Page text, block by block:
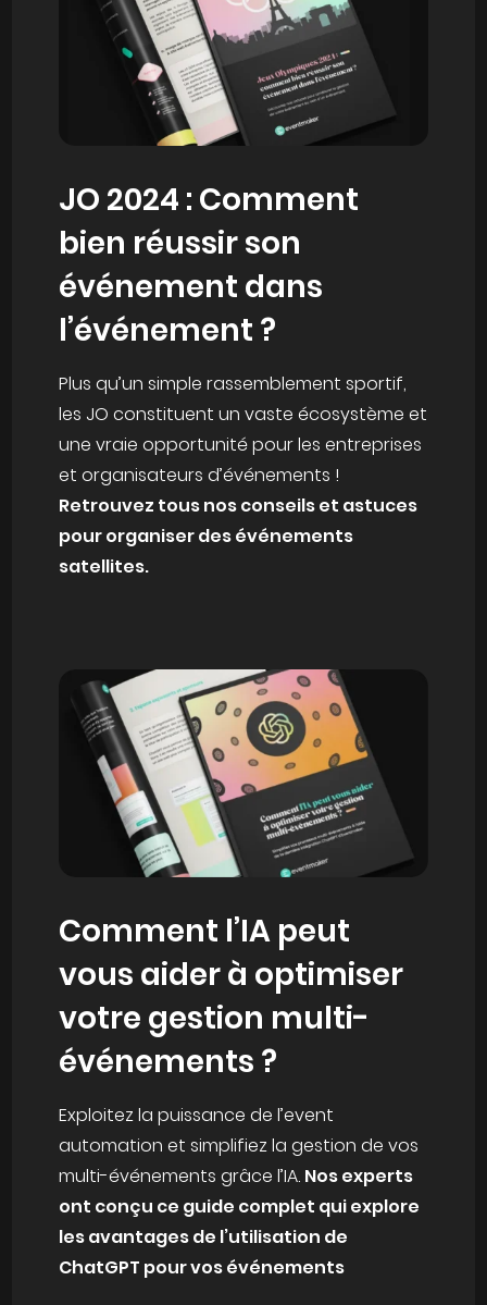
JO 2024 : Comment
bien réussir son
événement dans
l’événement ?
Plus qu’un simple rassemblement sportif,
les JO constituent un vaste écosystème et
une vraie opportunité pour les entreprises
et organisateurs d’événements !
Retrouvez tous nos conseils et astuces
pour organiser des événements
satellites.
Comment l’IA peut
vous aider à optimiser
votre gestion multi-
événements ?
Exploitez la puissance de l’event
automation et simplifiez la gestion de vos
multi-événements grâce l’IA. Nos experts
ont conçu ce guide complet qui explore
les avantages de l’utilisation de
ChatGPT pour vos événements